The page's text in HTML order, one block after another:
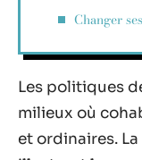
Changer
Les politiques
milieux où
et ordinaires.